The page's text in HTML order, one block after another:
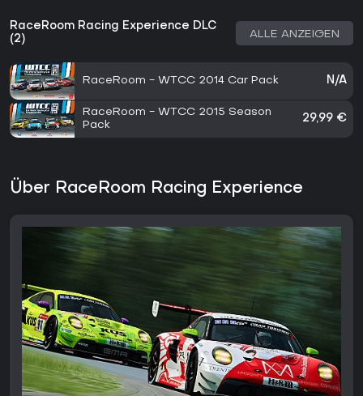
RaceRoom Racing Experience DLC
(2)
ALLE ANZEIGEN
RaceRoom - WTCC 2014 Car Pack N/A
RaceRoom - WTCC 2015 Season
Pack
29,99 €
Über RaceRoom Racing Experience